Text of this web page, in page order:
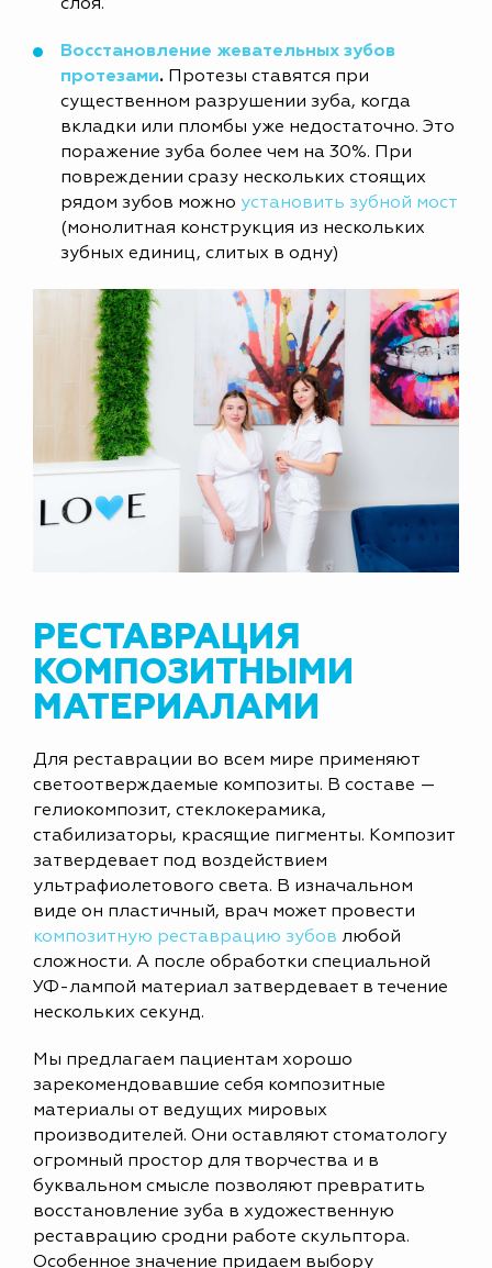
слоя.
Восстановление жевательных зубов
протезами. Протезы ставятся при
существенном разрушении зуба, когда
вкладки или пломбы уже недостаточно. Это
поражение зуба более чем на 30%. При
повреждении сразу нескольких стоящих
рядом зубов можно установить зубной мост
(монолитная конструкция из нескольких
зубных единиц, слитых в одну)
РЕСТАВРАЦИЯ
КОМПОЗИТНЫМИ
МАТЕРИАЛАМИ
Для реставрации во всем мире применяют
светоотверждаемые композиты. В составе —
гелиокомпозит, стеклокерамика,
стабилизаторы, красящие пигменты. Композит
затвердевает под воздействием
ультрафиолетового света. В изначальном
виде он пластичный, врач может провести
композитную реставрацию зубов любой
сложности. А после обработки специальной
УФ-лампой материал затвердевает в течение
нескольких секунд.
Мы предлагаем пациентам хорошо
зарекомендовавшие себя композитные
материалы от ведущих мировых
производителей. Они оставляют стоматологу
огромный простор для творчества и в
буквальном смысле позволяют превратить
восстановление зуба в художественную
реставрацию сродни работе скульптора.
Особенное значение придаем выбору